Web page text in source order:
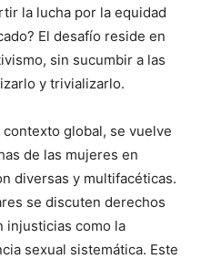
la lucha por la equidad
El desafío reside en
sin sucumbir a las
y trivializarlo.
global, se vuelve
de las mujeres en
diversas y multifacéticas.
se discuten derechos
injusticias como la
sexual sistemática. Este